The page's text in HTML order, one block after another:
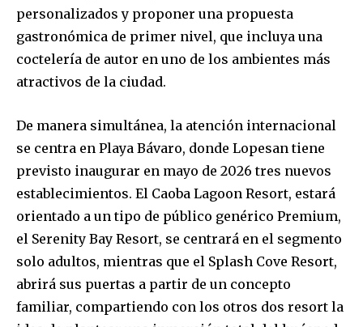
personalizados y proponer una propuesta
gastronómica de primer nivel, que incluya una
coctelería de autor en uno de los ambientes más
atractivos de la ciudad.
De manera simultánea, la atención internacional
se centra en Playa Bávaro, donde Lopesan tiene
previsto inaugurar en mayo de 2026 tres nuevos
establecimientos. El Caoba Lagoon Resort, estará
orientado a un tipo de público genérico Premium,
el Serenity Bay Resort, se centrará en el segmento
solo adultos, mientras que el Splash Cove Resort,
abrirá sus puertas a partir de un concepto
familiar, compartiendo con los otros dos resort la